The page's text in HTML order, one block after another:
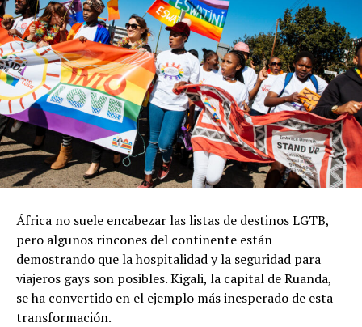
África no suele encabezar las listas de destinos LGTB,
pero algunos rincones del continente están
demostrando que la hospitalidad y la seguridad para
viajeros gays son posibles. Kigali, la capital de Ruanda,
se ha convertido en el ejemplo más inesperado de esta
transformación.